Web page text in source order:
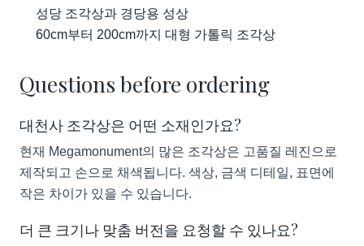
성당 조각상과 경당용 성상
60cm부터 200cm까지 대형 가톨릭 조각상
Questions before ordering
대천사 조각상은 어떤 소재인가요?
현재 Megamonument의 많은 조각상은 고품질 레진으로
제작되고 손으로 채색됩니다. 색상, 금색 디테일, 표면에
작은 차이가 있을 수 있습니다.
더 큰 크기나 맞춤 버전을 요청할 수 있나요?